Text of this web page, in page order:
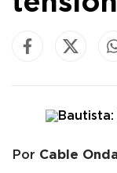
Por Cable